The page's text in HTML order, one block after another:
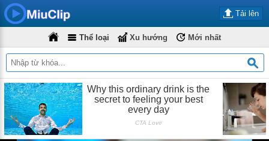
Tải lên
Thể loại Xu hướng Mới nhất